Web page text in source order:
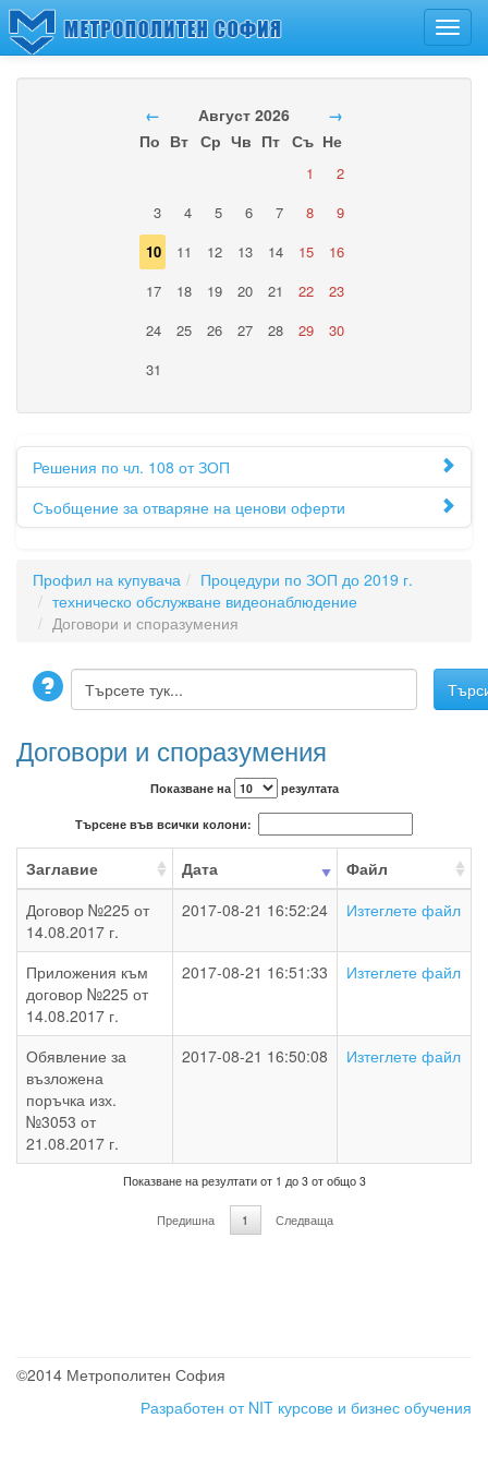
← Август 2026
→
По Вт Ср Чв Пт Съ Не
1
2
3
4 5 6 7 8
9
10
11 12 13 14 15
16
17
18 19 20 21 22
23
24
25 26 27 28 29
30
31
Решения по чл. 108 от ЗОП
Съобщение за отваряне на ценови оферти
Профил на купувача
Процедури по ЗОП до 2019 г.
техническо обслужване видеонаблюдение
Договори и споразумения
Договори и споразумения
Показване на резултата
Търсене във всички колони:
Заглавие Дата
Файл
Договор №225 от
14.08.2017 г.
2017-08-21 16:52:24 Изтеглете файл
Приложения към
договор №225 от
14.08.2017 г.
2017-08-21 16:51:33 Изтеглете файл
Обявление за
възложена
поръчка изх.
№3053 от
21.08.2017 г.
2017-08-21 16:50:08 Изтеглете файл
Показване на резултати от 1 до 3 от общо 3
Предишна 1 Следваща
©2014 Метрополитен София
Разработен от NIT курсове и бизнес обучения